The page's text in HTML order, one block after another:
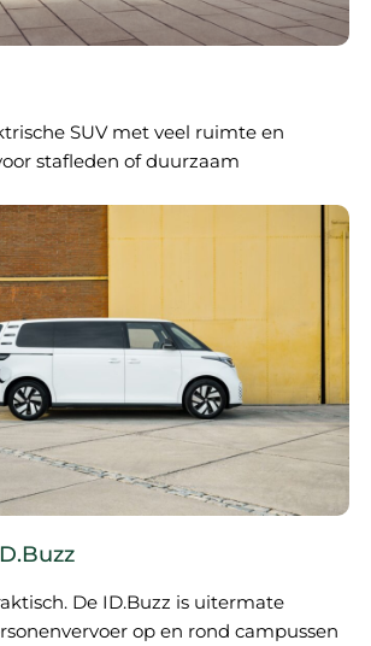
SUV met veel ruimte en
stafleden of duurzaam
De ID.Buzz is uitermate
op en rond campussen